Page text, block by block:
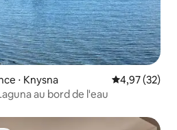
⋅ Knysna Évaluation
4,97 (32)
au bord de l'eau